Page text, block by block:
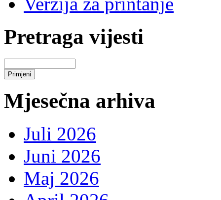
Pretraga vijesti
Mjesečna arhiva
Juli 2026
Juni 2026
Maj 2026